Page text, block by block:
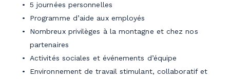
5 journées personnelles
Programme d’aide aux employés
Nombreux privilèges à la montagne et chez nos
partenaires
Activités sociales et événements d’équipe
Environnement de travail stimulant, collaboratif et